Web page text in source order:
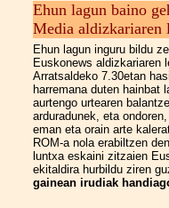
Ehun lagun baino
Media aldizkariaren
Ehun lagun inguru bildu
Euskonews aldizkariaren
Arratsaldeko 7.30etan
harremana duten hainbat
aurtengo urtearen
arduradunek, eta
eman eta orain arte
ROM-a nola erabiltzen
luntxa eskaini zitzaien
ekitaldira hurbildu ziren
gainean irudiak